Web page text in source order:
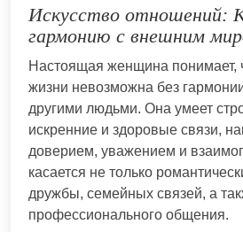
Искусство отношений:
гармонию с внешним
Настоящая женщина понимает,
жизни невозможна без
другими людьми. Она умеет
искренние и здоровые связи,
доверием, уважением и
касается не только
дружбы, семейных связей, а
профессионального общения.